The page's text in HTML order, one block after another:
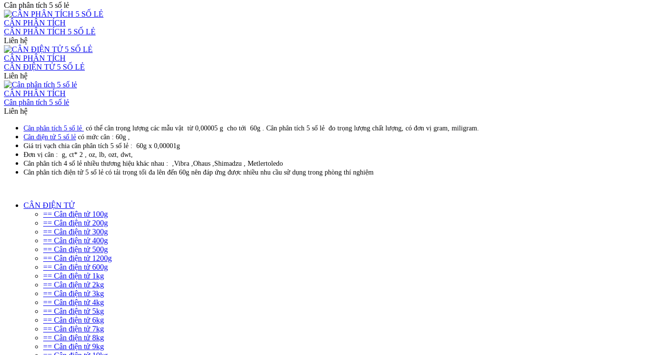
Cân phân tích 5 số lẻ
CÂN PHÂN TÍCH
CÂN PHÂN TÍCH 5 SỐ LẺ
Liên hệ
CÂN PHÂN TÍCH
CÂN ĐIỆN TỬ 5 SỐ LẺ
Liên hệ
CÂN PHÂN TÍCH
Cân phân tích 5 số lẻ
Liên hệ
Cân phân tích 5 số lẻ có thể cân trọng lượng các mẫu vật từ 0,00005 g cho tới 60g . Cân phân tích 5 số lẻ đo trọng lượng chất lượng, có đơn vị gram, miligram.
Cân điện tử 5 số lẻ có mức cân : 60g ,
Giá trị vạch chia cân phân tích 5 số lẻ : 60g x 0,00001g
Đơn vị cân : g, ct* 2 , oz, lb, ozt, dwt,
Cân phân tích 4 số lẻ nhiều thương hiệu khác nhau : ,Vibra ,Ohaus ,Shimadzu , Metlertoledo
Cân phân tích điện tử 5 số lẻ có tải trọng tối đa lên đến 60g nên đáp ứng được nhiều nhu cầu sử dụng trong phòng thí nghiệm
CÂN ĐIỆN TỬ
== Cân điện tử 100g
== Cân điện tử 200g
== Cân điện tử 300g
== Cân điện tử 400g
== Cân điện tử 500g
== Cân điện tử 1200g
== Cân điện tử 600g
== Cân điện tử 1kg
== Cân điện tử 2kg
== Cân điện tử 3kg
== Cân điện tử 4kg
== Cân điện tử 5kg
== Cân điện tử 6kg
== Cân điện tử 7kg
== Cân điện tử 8kg
== Cân điện tử 9kg